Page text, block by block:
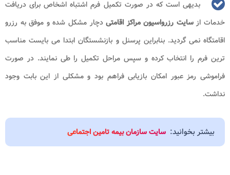
بدیهی است که در صورت تکمیل فرم اشتباه اشخاص برای دریافت
خدمات ازسایت رزرواسیون مراکز اقامتیدچار مشکل شده و موفق به رزرو
اقامتگاه نمی گردید. بنابراین پرسنل و بازنشستگان ابتدا می بایست مناسب
ترین فرم را انتخاب کرده و سپس مراحل تکمیل را طی نمایند. در صورت
فراموشی رمز عبور امکان بازیابی فراهم بود و مشکلی از این بابت وجود
نداشت.
بیشتر بخوانید: سایت سازمان بیمه تامین اجتماعی